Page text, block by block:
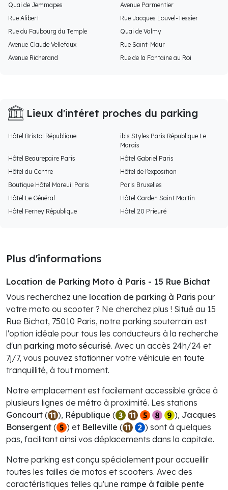
Quai de Jemmapes
Avenue Parmentier
Rue Alibert
Rue Jacques Louvel-Tessier
Rue du Faubourg du Temple
Quai de Valmy
Avenue Claude Vellefaux
Rue Saint-Maur
Avenue Richerand
Rue de la Fontaine au Roi
Lieux d'intéret proches du parking
Hôtel Bristol République
ibis Styles Paris République Le
Marais
Hôtel Beaurepaire Paris
Hôtel Gabriel Paris
Hôtel du Centre
Hôtel de l'exposition
Boutique Hôtel Mareuil Paris
Paris Bruxelles
Hôtel Le Général
Hôtel Garden Saint Martin
Hôtel Ferney République
Hôtel 20 Prieuré
Plus d'informations
Location de Parking Moto à Paris - 15 Rue Bichat
Vous recherchez une location de parking à Paris pour
votre moto ou scooter ? Ne cherchez plus ! Situé au 15
Rue Bichat, 75010 Paris, notre parking souterrain est
l'option idéale pour tous les conducteurs à la recherche
d'un parking moto sécurisé. Avec un accès 24h/24 et
7j/7, vous pouvez stationner votre véhicule en toute
tranquillité, à tout moment.
Notre emplacement est facilement accessible grâce à
plusieurs lignes de métro à proximité. Les stations
Goncourt ( ), République ( ), Jacques
Bonsergent ( ) et Belleville (
) sont à quelques
pas, facilitant ainsi vos déplacements dans la capitale.
Notre parking est conçu spécialement pour accueillir
toutes les tailles de motos et scooters. Avec des
caractéristiques telles qu'une rampe à faible pente